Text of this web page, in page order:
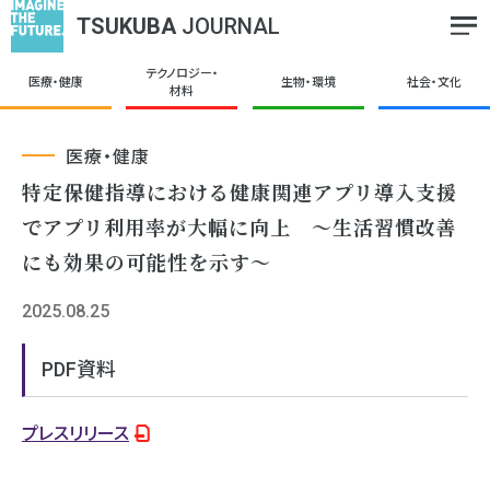
TSUKUBA JOURNAL
医療・健康
テクノロジー・
材料
生物・環境 社会・文化
医療・健康
特定保健指導における健康関連アプリ導入支援
でアプリ利用率が大幅に向上 ～生活習慣改善
にも効果の可能性を示す～
2025.08.25
PDF資料
プレスリリース